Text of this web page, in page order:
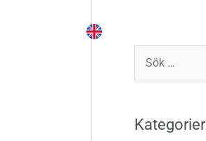
e
Kategorier